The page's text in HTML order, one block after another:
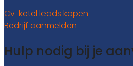
Cv-ketel leads kopen
Bedrijf aanmelden
Hulp nodig bij je